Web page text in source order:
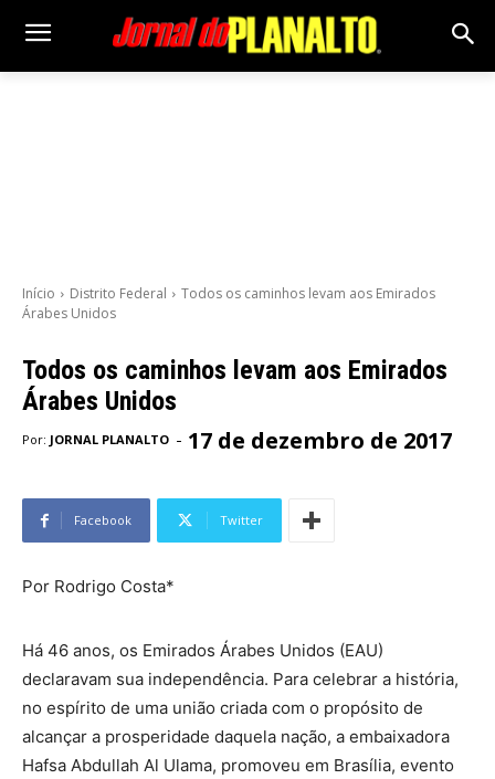
Início Distrito Federal
Todos os caminhos levam aos Emirados
Árabes Unidos
Todos os caminhos levam aos Emirados
Árabes Unidos
Por: JORNAL PLANALTO - 17 de dezembro de 2017
Facebook Twitter
Por Rodrigo Costa*
Há 46 anos, os Emirados Árabes Unidos (EAU)
declaravam sua independência. Para celebrar a história,
no espírito de uma união criada com o propósito de
alcançar a prosperidade daquela nação, a embaixadora
Hafsa Abdullah Al Ulama, promoveu em Brasília, evento